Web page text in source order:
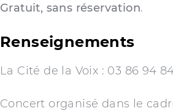
Gratuit, sans réservation.
Renseignements
La Cité de la Voix : 03 86 94
Concert organisé dans le